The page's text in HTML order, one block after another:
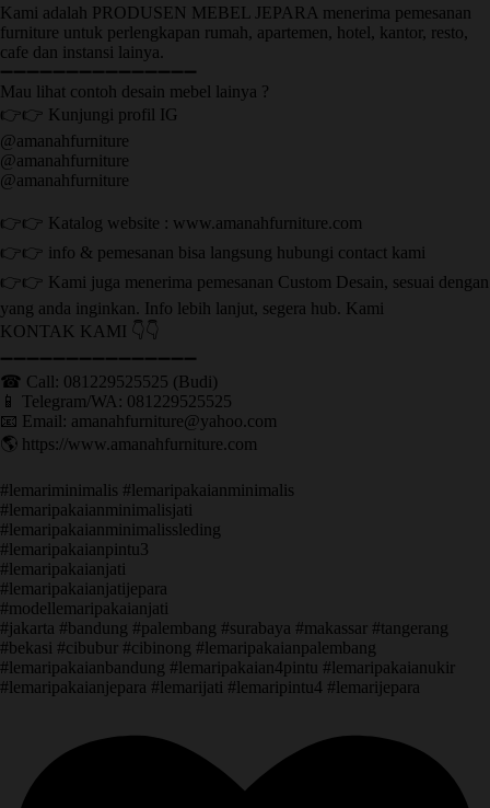
Kami adalah PRODUSEN MEBEL JEPARA menerima pemesanan
furniture untuk perlengkapan rumah, apartemen, hotel, kantor, resto,
cafe dan instansi lainya.
➖➖➖➖➖➖➖➖➖➖➖➖➖➖➖
Mau lihat contoh desain mebel lainya ?
👉👉 Kunjungi profil IG
@amanahfurniture
@amanahfurniture
@amanahfurniture
👉👉 Katalog website : www.amanahfurniture.com
👉👉 info & pemesanan bisa langsung hubungi contact kami
👉👉 Kami juga menerima pemesanan Custom Desain, sesuai dengan
yang anda inginkan. Info lebih lanjut, segera hub. Kami
KONTAK KAMI 👇👇
➖➖➖➖➖➖➖➖➖➖➖➖➖➖➖ ㅤ
☎ Call: 081229525525 (Budi)
📱 Telegram/WA: 081229525525
📧 Email: amanahfurniture@yahoo.com
🌎 https://www.amanahfurniture.com
#lemariminimalis #lemaripakaianminimalis
#lemaripakaianminimalisjati
#lemaripakaianminimalissleding
#lemaripakaianpintu3
#lemaripakaianjati
#lemaripakaianjatijepara
#modellemaripakaianjati
#jakarta #bandung #palembang #surabaya #makassar #tangerang
#bekasi #cibubur #cibinong #lemaripakaianpalembang
#lemaripakaianbandung #lemaripakaian4pintu #lemaripakaianukir
#lemaripakaianjepara #lemarijati #lemaripintu4 #lemarijepara